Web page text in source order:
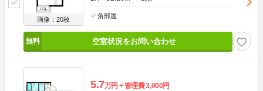
画像：20枚
角部屋
空室状況をお問い合わせ
5.7万円 管理費3,000円